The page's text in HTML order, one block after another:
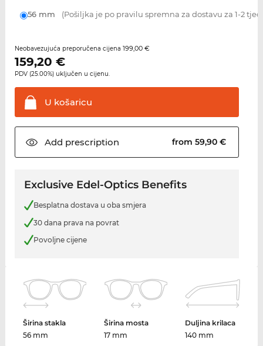
56 mm (Pošiljka je po pravilu spremna za dostavu za 1-2
Neobavezujuća preporučena cijena 199,00 €
159,20 €
PDV (25.00%) uključen u cijenu.
U košaricu
Add prescription from 59,90 €
Exclusive Edel-Optics Benefits
Besplatna dostava u oba smjera
30 dana prava na povrat
Povoljne cijene
Širina stakla
56 mm
Širina mosta
17 mm
Duljina krilaca
140 mm